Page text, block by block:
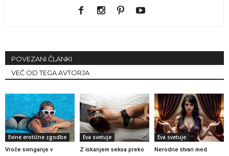
POVEZANI ČLANKI
VEČ OD TEGA AVTORJA
Evine erotične zgodbe
Vroče svinganje v
Eva svetuje
Z iskanjem seksa preko
Eva svetuje
Nerodne stvari med